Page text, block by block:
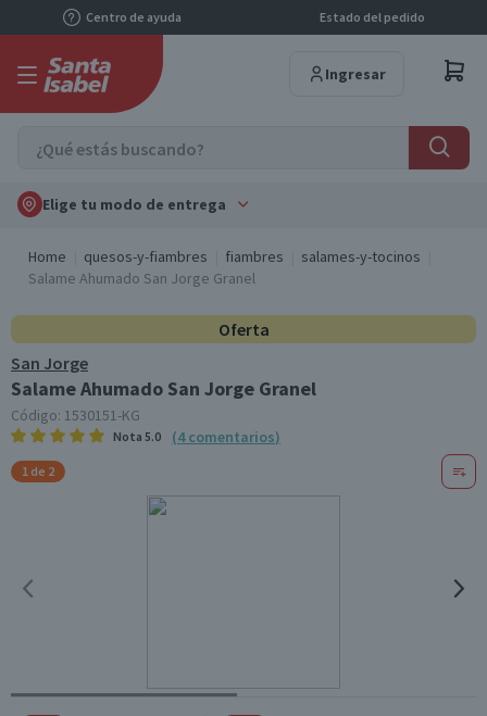
Centro de ayuda Estado del pedido
Ingresar
Elige tu modo de entrega
Home quesos-y-fiambres fiambres
salames-y-tocinos
Salame Ahumado San Jorge Granel
Oferta
San Jorge
Salame Ahumado San Jorge Granel
Código: 1530151-KG
Nota 5.0 (4 comentarios)
1 de 2